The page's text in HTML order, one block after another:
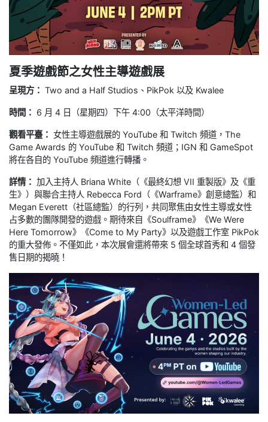
夏季遊戲節之女性主導遊戲展
呈現方： Two and a Half Studios、PikPok 以及 Kwalee
時間： 6 月 4 日（星期四）下午 4:00（太平洋時間）
觀看平臺： 女性主導遊戲展的 YouTube 和 Twitch 頻道，The
Game Awards 的 YouTube 和 Twitch 頻道；IGN 和 GameSpot
將在各自的 YouTube 頻道進行轉播。
詳情： 加入主持人 Briana White（《最終幻想 VII 重製版》及《重
生》）與聯合主持人 Rebecca Ford（《Warframe》創意總監）和
Megan Everett（社區總監）的行列，共同聚焦由女性主導或女性
占多數的團隊開發的遊戲。期待來自《Soulframe》《We Were
Here Tomorrow》《Come to My Party》以及遊戲工作室 PikPok
的重大發佈。不僅如此，本次展會還將帶來 5 個全球首秀和 4 個發
售日期的揭曉！